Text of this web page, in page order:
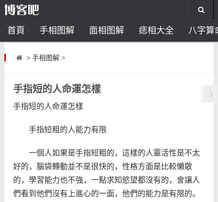
首頁 手相图解 面相图解 痣相大全 八字算
风水开运 助运饰品
> 手相图解>
手指短的人命運怎樣
手指短的人命運怎樣
手指短粗的人能力有限
一個人如果是手指短粗的，這樣的人靈活性是不太
好的，腦袋轉動並不是很快的，性格方面是比較懶散
的，學習能力也不強，一點求知慾望都沒有的，會讓人
們看到他們沒有上進心的一面，他們的能力是有限的。